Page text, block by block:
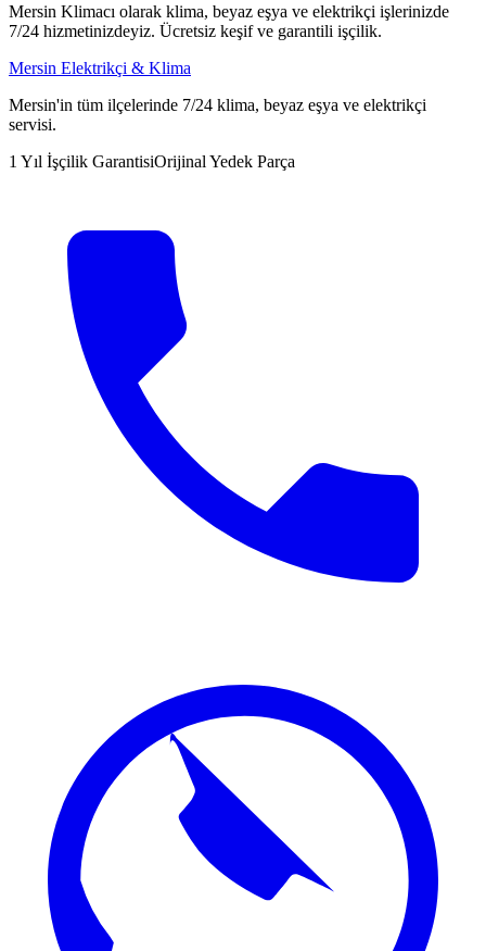
Mersin Klimacı olarak klima, beyaz eşya ve elektrikçi işlerinizde
7/24 hizmetinizdeyiz. Ücretsiz keşif ve garantili işçilik.
Mersin Elektrikçi & Klima
Mersin'in tüm ilçelerinde 7/24 klima, beyaz eşya ve elektrikçi
servisi.
1 Yıl İşçilik GarantisiOrijinal Yedek Parça